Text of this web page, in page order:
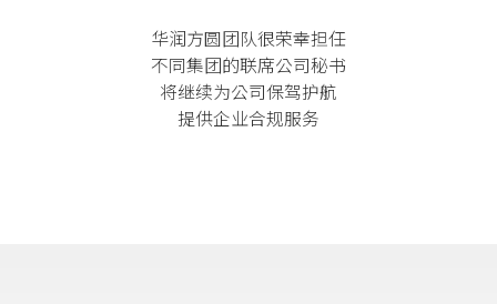
华润方圆团队很荣幸担任
不同集团的联席公司秘书
将继续为公司保驾护航
提供企业合规服务